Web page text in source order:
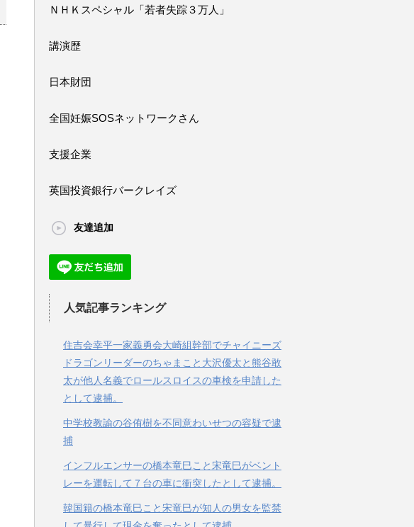
ＮＨＫスペシャル「若者失踪３万人」
講演歴
日本財団
全国妊娠SOSネットワークさん
支援企業
英国投資銀行バークレイズ
友達追加
人気記事ランキング
住吉会幸平一家義勇会大崎組幹部でチャイニーズ
ドラゴンリーダーのちゃまこと大沢優太と熊谷敢
太が他人名義でロールスロイスの車検を申請した
として逮捕。
中学校教諭の谷侑樹を不同意わいせつの容疑で逮
捕
インフルエンサーの橋本竜巳こと宋竜巳がベント
レーを運転して７台の車に衝突したとして逮捕。
韓国籍の橋本竜巳こと宋竜巳が知人の男女を監禁